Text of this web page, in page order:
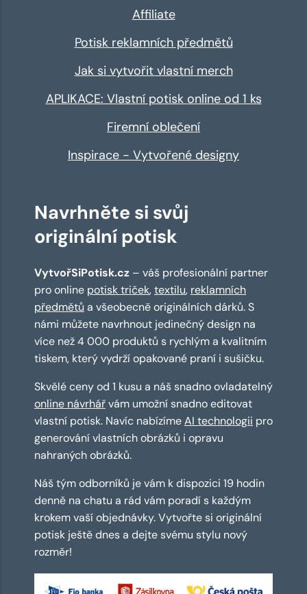
Affiliate
Potisk reklamních předmětů
Jak si vytvořit vlastní merch
APLIKACE: Vlastní potisk online od 1 ks
Firemní oblečení
Inspirace - Vytvořené designy
Navrhněte si svůj
originální potisk
VytvořSiPotisk.cz – váš profesionální partner
pro online potisk triček,textilu, reklamních
předmětů a všeobecně originálních dárků. S
námi můžete navrhnout jedinečný design na
více než 4 000 produktů s rychlým a kvalitním
tiskem, který vydrží opakované praní i sušičku.
Skvělé ceny od 1 kusu a náš snadno ovladatelný
online návrhářvám umožní snadno editovat
vlastní potisk. Navíc nabízímeAI technologii pro
generování vlastních obrázků i opravu
nahraných obrázků.
Náš tým odborníků je vám k dispozici 19 hodin
denně na chatu a rád vám poradí s každým
krokem vaší objednávky. Vytvořte si originální
potisk ještě dnes a dejte svému stylu nový
rozměr!